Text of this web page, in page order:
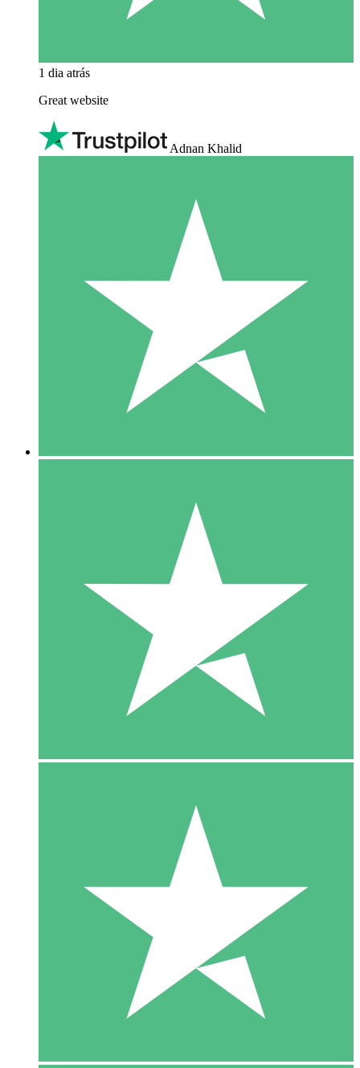
1 dia atrás
Great website
Adnan Khalid